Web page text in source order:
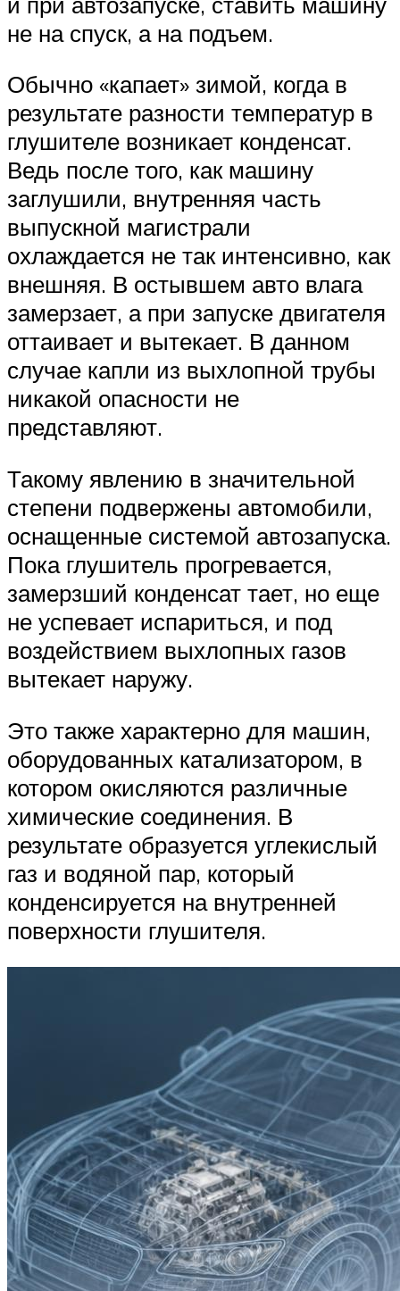
не на спуск, а на подъем.
Обычно «капает» зимой, когда в
результате разности температур в
глушителе возникает конденсат.
Ведь после того, как машину
заглушили, внутренняя часть
выпускной магистрали
охлаждается не так интенсивно, как
внешняя. В остывшем авто влага
замерзает, а при запуске двигателя
оттаивает и вытекает. В данном
случае капли из выхлопной трубы
никакой опасности не
представляют.
Такому явлению в значительной
степени подвержены автомобили,
оснащенные системой автозапуска.
Пока глушитель прогревается,
замерзший конденсат тает, но еще
не успевает испариться, и под
воздействием выхлопных газов
вытекает наружу.
Это также характерно для машин,
оборудованных катализатором, в
котором окисляются различные
химические соединения. В
результате образуется углекислый
газ и водяной пар, который
конденсируется на внутренней
поверхности глушителя.